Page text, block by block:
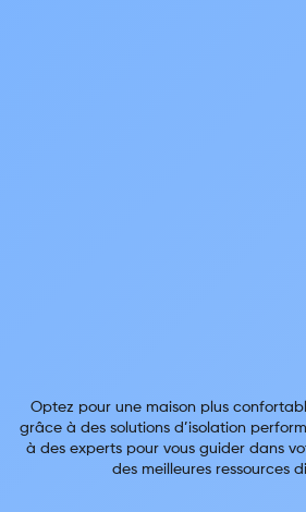
Optez pour une maison plus
grâce à des solutions d’isolation
à des experts pour vous guider dans
des meilleures ressources